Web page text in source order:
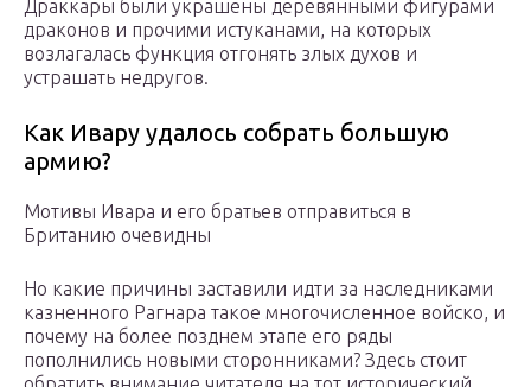
Драккары были украшены деревянными фигурами
драконов и прочими истуканами, на которых
возлагалась функция отгонять злых духов и
устрашать недругов.
Как Ивару удалось собрать большую
армию?
Мотивы Ивара и его братьев отправиться в
Британию очевидны
Но какие причины заставили идти за наследниками
казненного Рагнара такое многочисленное войско, и
почему на более позднем этапе его ряды
пополнились новыми сторонниками? Здесь стоит